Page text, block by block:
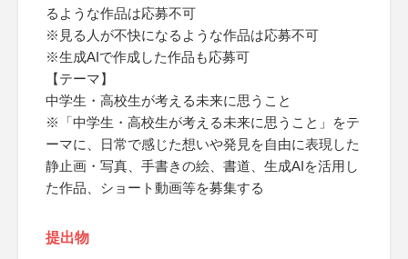
るような作品は応募不可
※見る人が不快になるような作品は応募不可
※生成AIで作成した作品も応募可
【テーマ】
中学生・高校生が考える未来に思うこと
※「中学生・高校生が考える未来に思うこと」をテ
ーマに、日常で感じた想いや発見を自由に表現した
静止画・写真、手書きの絵、書道、生成AIを活用し
た作品、ショート動画等を募集する
提出物